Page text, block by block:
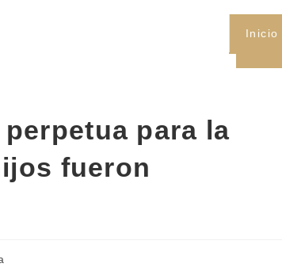
Inicio
para la
fueron